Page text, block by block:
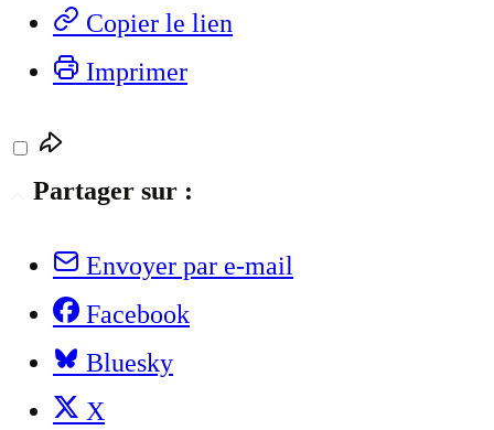
Copier le lien
Imprimer
Partager sur :
Envoyer par e-mail
Facebook
Bluesky
X